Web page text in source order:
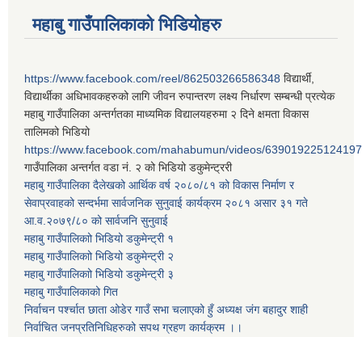
महाबु गाउँपालिकाको भिडियोहरु
https://www.facebook.com/reel/862503266586348 विद्यार्थी,
विद्यार्थीका अधिभावकहरुको लागि जीवन रुपान्तरण लक्ष्य निर्धारण सम्बन्धी प्रत्येक
महाबु गाउँपालिका अन्तर्गतका माध्यमिक विद्यालयहरुमा २ दिने क्षमता विकास
तालिमको भिडियो
https://www.facebook.com/mahabumun/videos/639019225124197
गाउँपालिका अन्तर्गत वडा नं. २ को भिडियो डकुमेन्ट्ररी
महाबु गाउँपालिका दैलेखको आर्थिक वर्ष २०८०/८१ को विकास निर्माण र
सेवाप्रवाहको सन्दर्भमा सार्वजनिक सुनुवाई कार्यक्रम २०८१ असार ३१ गते
आ.व.२०७९/८० को सार्वजनि सुनुवाई
महाबु गाउँपालिकाो भिडियो डकुमेन्ट्री १
महाबु गाउँपालिकाो भिडियो डकुमेन्ट्री २
महाबु गाउँपालिकाो भिडियो डकुमेन्ट्री ३
महाबु गाउँपालिकाको गित
निर्वाचन पर्श्चात छाता ओडेर गाउँ सभा चलाएको हुँ अध्यक्ष जंग बहादुर शाही
निर्वाचित जनप्रतिनिधिहरुको सपथ ग्रहण कार्यक्रम ।।